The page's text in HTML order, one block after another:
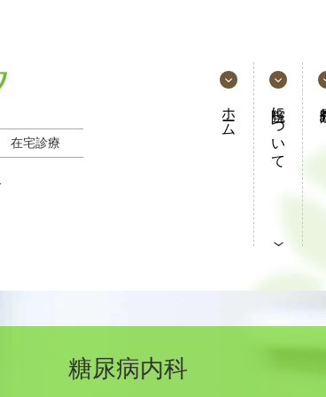
在宅診療
ホーム 当院について
糖尿病内科